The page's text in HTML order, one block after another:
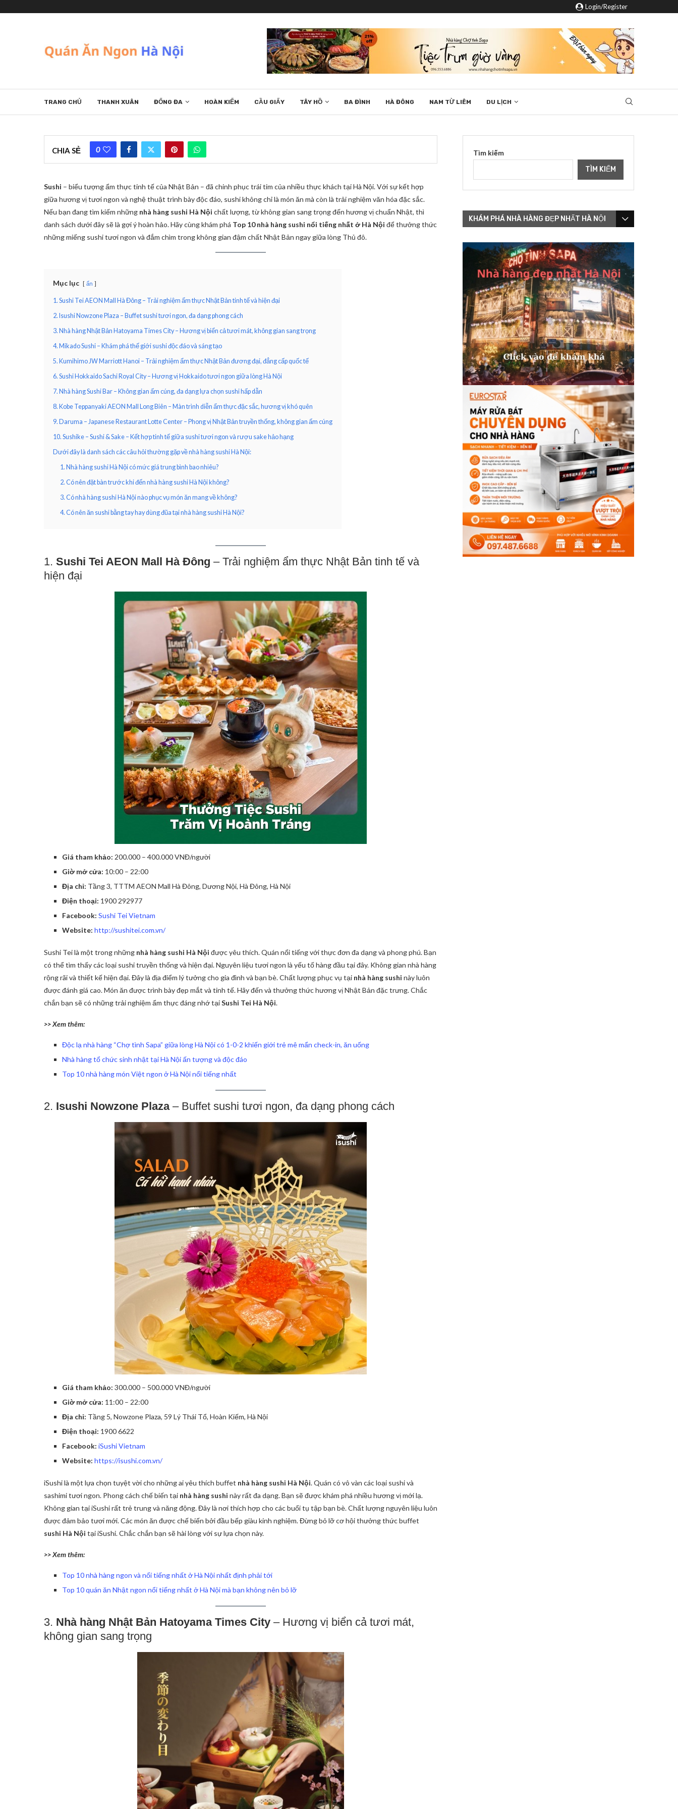
Login/Register
TRANG CHỦ THANH XUÂN ĐỐNG ĐA HOÀN KIẾM CẦU GIẤY TÂY HỒ BA ĐÌNH HÀ ĐÔNG NAM TỪ LIÊM DU LỊCH
CHIA SẺ 0
Sushi – biểu tượng ẩm thực tinh tế của Nhật Bản – đã chinh phục trái tim của nhiều thực khách tại Hà Nội. Với sự kết hợp
giữa hương vị tươi ngon và nghệ thuật trình bày độc đáo, sushi không chỉ là món ăn mà còn là trải nghiệm văn hóa đặc sắc.
Nếu bạn đang tìm kiếm những nhà hàng sushi Hà Nội chất lượng, từ không gian sang trọng đến hương vị chuẩn Nhật, thì
danh sách dưới đây sẽ là gợi ý hoàn hảo. Hãy cùng khám phá Top 10 nhà hàng sushi nổi tiếng nhất ở Hà Nội để thưởng thức
những miếng sushi tươi ngon và đắm chìm trong không gian đậm chất Nhật Bản ngay giữa lòng Thủ đô.
Mục lục ẩn
1. Sushi Tei AEON Mall Hà Đông – Trải nghiệm ẩm thực Nhật Bản tinh tế và hiện đại
2. Isushi Nowzone Plaza – Buffet sushi tươi ngon, đa dạng phong cách
3. Nhà hàng Nhật Bản Hatoyama Times City – Hương vị biển cả tươi mát, không gian sang trọng
4. Mikado Sushi – Khám phá thế giới sushi độc đáo và sáng tạo
5. Kumihimo JW Marriott Hanoi – Trải nghiệm ẩm thực Nhật Bản đương đại, đẳng cấp quốc tế
6. Sushi Hokkaido Sachi Royal City – Hương vị Hokkaido tươi ngon giữa lòng Hà Nội
7. Nhà hàng Sushi Bar – Không gian ấm cúng, đa dạng lựa chọn sushi hấp dẫn
8. Kobe Teppanyaki AEON Mall Long Biên – Màn trình diễn ẩm thực đặc sắc, hương vị khó quên
9. Daruma – Japanese Restaurant Lotte Center – Phong vị Nhật Bản truyền thống, không gian ấm cúng
10. Sushike – Sushi & Sake – Kết hợp tinh tế giữa sushi tươi ngon và rượu sake hảo hạng
Dưới đây là danh sách các câu hỏi thường gặp về nhà hàng sushi Hà Nội:
1. Nhà hàng sushi Hà Nội có mức giá trung bình bao nhiêu?
2. Có nên đặt bàn trước khi đến nhà hàng sushi Hà Nội không?
3. Có nhà hàng sushi Hà Nội nào phục vụ món ăn mang về không?
4. Có nên ăn sushi bằng tay hay dùng đũa tại nhà hàng sushi Hà Nội?
1. Sushi Tei AEON Mall Hà Đông – Trải nghiệm ẩm thực Nhật Bản tinh tế và
hiện đại
Giá tham khảo: 200.000 – 400.000 VNĐ/người
Giờ mở cửa: 10:00 – 22:00
Địa chỉ: Tầng 3, TTTM AEON Mall Hà Đông, Dương Nội, Hà Đông, Hà Nội
Điện thoại: 1900 292977
Facebook: Sushi Tei Vietnam
Website: http://sushitei.com.vn/
Sushi Tei là một trong những nhà hàng sushi Hà Nội được yêu thích. Quán nổi tiếng với thực đơn đa dạng và phong phú. Bạn
có thể tìm thấy các loại sushi truyền thống và hiện đại. Nguyên liệu tươi ngon là yếu tố hàng đầu tại đây. Không gian nhà hàng
rộng rãi và thiết kế hiện đại. Đây là địa điểm lý tưởng cho gia đình và bạn bè. Chất lượng phục vụ tại nhà hàng sushi này luôn
được đánh giá cao. Món ăn được trình bày đẹp mắt và tinh tế. Hãy đến và thưởng thức hương vị Nhật Bản đặc trưng. Chắc
chắn bạn sẽ có những trải nghiệm ẩm thực đáng nhớ tạiSushi Tei Hà Nội.
>> Xem thêm:
Độc lạ nhà hàng “Chợ tình Sapa” giữa lòng Hà Nội có 1-0-2 khiến giới trẻ mê mẩn check-in, ăn uống
Nhà hàng tổ chức sinh nhật tại Hà Nội ấn tượng và độc đáo
Top 10 nhà hàng món Việt ngon ở Hà Nội nổi tiếng nhất
2. Isushi Nowzone Plaza– Buffet sushi tươi ngon, đa dạng phong cách
Giá tham khảo: 300.000 – 500.000 VNĐ/người
Giờ mở cửa: 11:00 – 22:00
Địa chỉ: Tầng 5, Nowzone Plaza, 59 Lý Thái Tổ, Hoàn Kiếm, Hà Nội
Điện thoại: 1900 6622
Facebook: iSushi Vietnam
Website: https://isushi.com.vn/
iSushi là một lựa chọn tuyệt vời cho những ai yêu thích buffet nhà hàng sushi Hà Nội. Quán có vô vàn các loại sushi và
sashimi tươi ngon. Phong cách chế biến tại nhà hàng sushi này rất đa dạng. Bạn sẽ được khám phá nhiều hương vị mới lạ.
Không gian tại iSushi rất trẻ trung và năng động. Đây là nơi thích hợp cho các buổi tụ tập bạn bè. Chất lượng nguyên liệu luôn
được đảm bảo tươi mới. Các món ăn được chế biến bởi đầu bếp giàu kinh nghiệm. Đừng bỏ lỡ cơ hội thưởng thức buffet
sushi Hà Nội tại iSushi. Chắc chắn bạn sẽ hài lòng với sự lựa chọn này.
>> Xem thêm:
Top 10 nhà hàng ngon và nổi tiếng nhất ở Hà Nội nhất định phải tới
Top 10 quán ăn Nhật ngon nổi tiếng nhất ở Hà Nội mà bạn không nên bỏ lỡ
3. Nhà hàng Nhật Bản Hatoyama Times City – Hương vị biển cả tươi mát,
không gian sang trọng
Tìm kiếm
TÌM KIẾM
KHÁM PHÁ NHÀ HÀNG ĐẸP NHẤT HÀ NỘI